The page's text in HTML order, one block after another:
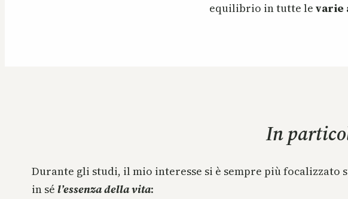
equilibrio in tutte levarie
In
Durante gli studi, il mio interesse si è sempre più focalizzato
in sé l’essenza della vita: